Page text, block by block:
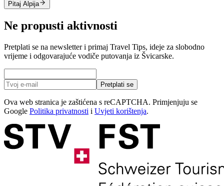
Pitaj Alpija
Ne propusti aktivnosti
Pretplati se na newsletter i primaj Travel Tips, ideje za slobodno
vrijeme i odgovarajuće vodiče putovanja iz Švicarske.
Pretplati se
Ova web stranica je zaštićena s reCAPTCHA. Primjenjuju se
Google Politika privatnosti i Uvjeti korištenja.